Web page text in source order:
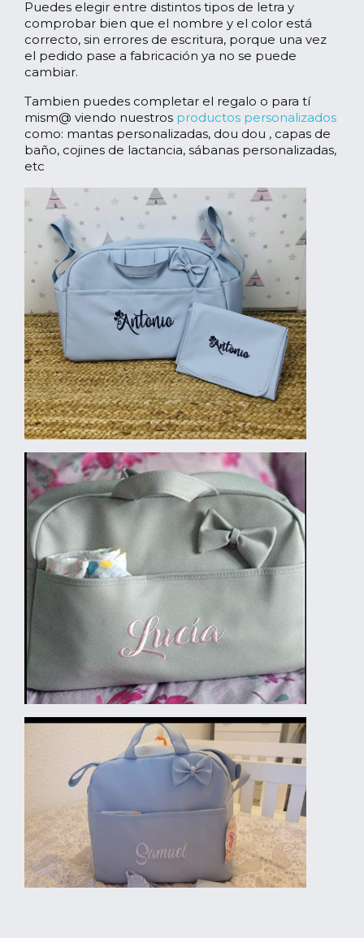
Puedes elegir entre distintos tipos de letra y
comprobar bien que el nombre y el color está
correcto, sin errores de escritura, porque una vez
el pedido pase a fabricación ya no se puede
cambiar.
Tambien puedes completar el regalo o para tí
mism@ viendo nuestros productos personalizados
como: mantas personalizadas, dou dou , capas de
baño, cojines de lactancia, sábanas personalizadas,
etc